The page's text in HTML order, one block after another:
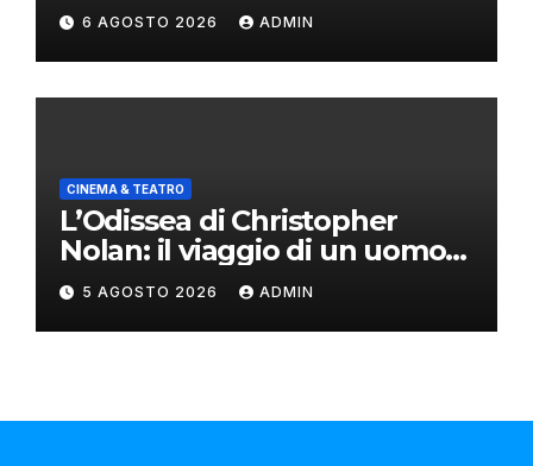
6 AGOSTO 2026 ADMIN
CINEMA & TEATRO
L’Odissea di Christopher
Nolan: il viaggio di un uomo
oltre il mito
5 AGOSTO 2026 ADMIN